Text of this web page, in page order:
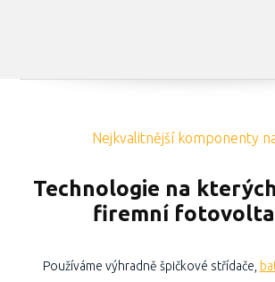
Nejkvalitnější komponenty
Technologie na
firemní
Používáme výhradně špičkové střídače,